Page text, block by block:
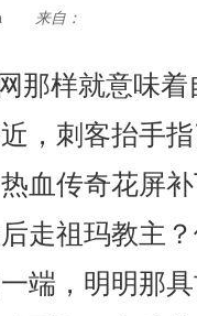
来自：
那样就意味
，刺客抬手
血传奇花屏
走祖玛教主
端，明明那